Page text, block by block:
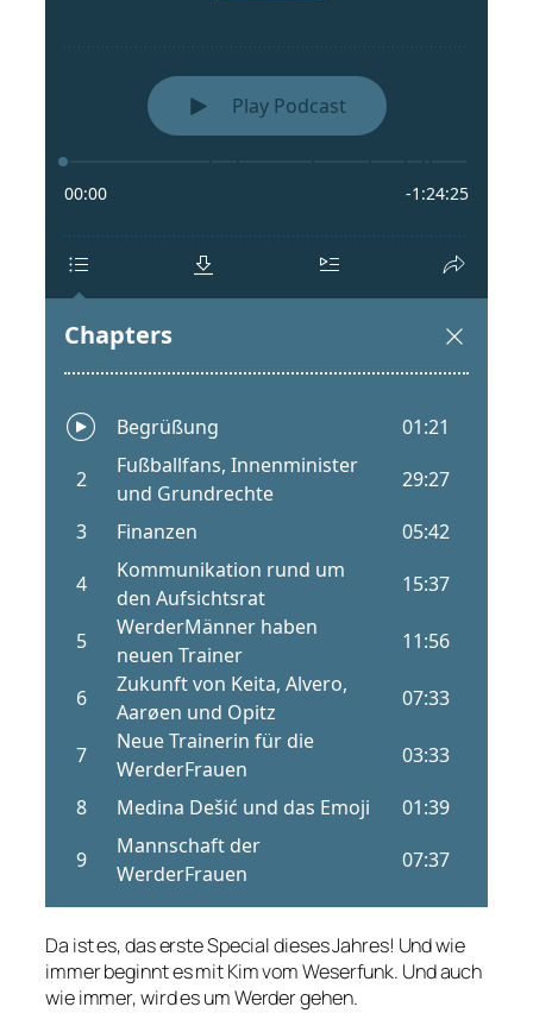
Da ist es, das erste Special dieses Jahres! Und wie
immer beginnt es mit Kim vom Weserfunk. Und auch
wie immer, wird es um Werder gehen.